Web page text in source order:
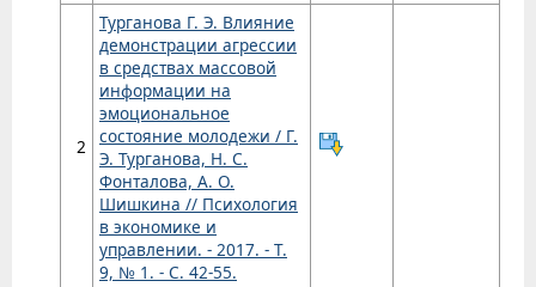
2
Турганова Г. Э. Влияние
демонстрации агрессии
в средствах массовой
информации на
эмоциональное
состояние молодежи / Г.
Э. Турганова, Н. С.
Фонталова, А. О.
Шишкина // Психология
в экономике и
управлении. - 2017. - Т.
9, № 1. - С. 42-55.